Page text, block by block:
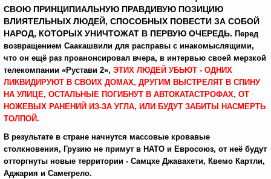
СВОЮ ПРИНЦИПИАЛЬНУЮ ПРАВДИВУЮ ПОЗИЦИЮ
ВЛИЯТЕЛЬНЫХ ЛЮДЕЙ, СПОСОБНЫХ ПОВЕСТИ ЗА СОБОЙ
НАРОД, КОТОРЫХ УНИЧТОЖАТ В ПЕРВУЮ ОЧЕРЕДЬ. Перед
возвращением Саакашвили для расправы с инакомыслящими,
что он ещё раз проанонсировал вчера, в интервью своей мерзкой
телекомпании «Рустави 2», ЭТИХ ЛЮДЕЙ УБЬЮТ - ОДНИХ
ЛИКВИДИРУЮТ В СВОИХ ДОМАХ, ДРУГИМ ВЫСТРЕЛЯТ В СПИНУ
НА УЛИЦЕ, ОСТАЛЬНЫЕ ПОГИБНУТ В АВТОКАТАСТРОФАХ, ОТ
НОЖЕВЫХ РАНЕНИЙ ИЗ-ЗА УГЛА, ИЛИ БУДУТ ЗАБИТЫ НАСМЕРТЬ
ТОЛПОЙ.
В результате в стране начнутся массовые кровавые
столкновения, Грузию не примут в НАТО и Евросоюз, от неё будут
отторгнуты новые территории - Самцхе Джавахети, Квемо Картли,
Аджария и Самегрело.